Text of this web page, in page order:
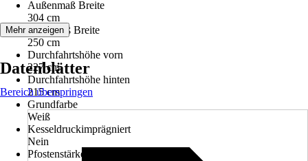
Außenmaß Breite
304 cm
Innenmaß Breite
250 cm
Durchfahrtshöhe vorn
227 cm
Durchfahrtshöhe hinten
215 cm
Grundfarbe
Weiß
Kesseldruckimprägniert
Nein
Pfostenstärke
Mehr anzeigen
Datenblätter
Bereich überspringen